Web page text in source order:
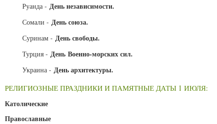
Руанда - День независимости.
Сомали - День союза.
Суринам - День свободы.
Турция - День Военно-морских сил.
Украина - День архитектуры.
РЕЛИГИОЗНЫЕ ПРАЗДНИКИ И ПАМЯТНЫЕ ДАТЫ 1 ИЮЛЯ:
Католические
Православные